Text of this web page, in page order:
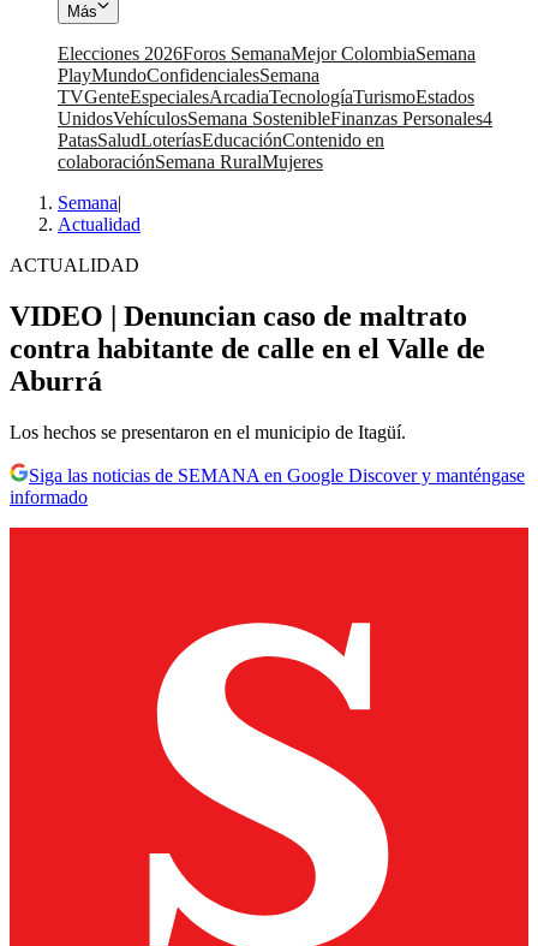
Más
Elecciones 2026Foros SemanaMejor ColombiaSemana
PlayMundoConfidencialesSemana
TVGenteEspecialesArcadiaTecnologíaTurismoEstados
UnidosVehículosSemana SostenibleFinanzas Personales4
PatasSaludLoteríasEducaciónContenido en
colaboraciónSemana RuralMujeres
Semana|
Actualidad
ACTUALIDAD
VIDEO | Denuncian caso de maltrato
contra habitante de calle en el Valle de
Aburrá
Los hechos se presentaron en el municipio de Itagüí.
Siga las noticias de SEMANA en Google Discover y manténgase
informado